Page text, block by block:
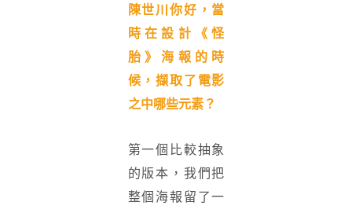
陳世川你好，當
時在設計《怪
胎》海報的時
候，擷取了電影
之中哪些元素？
第一個比較抽象
的版本，我們把
整個海報留了一